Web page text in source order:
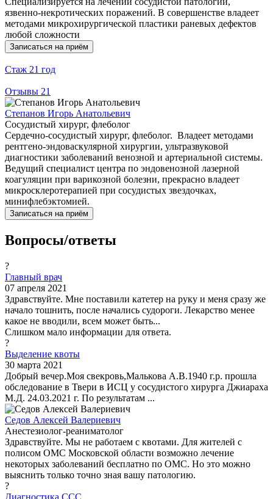
язвенно-некротических поражений. В совершенстве владеет
методами микрохирургической пластики раневых дефектов
любой сложности
Записаться на приём
Стаж 21 год
Отзывы 21
Степанов Игорь Анатольевич
Сосудистый хирург, флеболог
Сердечно-сосудистый хирург, флеболог. Владеет методами
рентгено-эндоваскулярной хирургии, ультразвуковой
диагностики заболеваний венозной и артериальной системы.
Ведущий специалист центра по эндовенозной лазерной
коагуляции при варикозной болезни, прекрасно владеет
микросклеротерапией при сосудистых звездочках,
минифлебэктомией.
Записаться на приём
Вопросы/ответы
?
Главный врач
07 апреля 2021
Здравствуйте. Мне поставили катетер на руку и меня сразу же
начало тошнить, после начались судороги. Лекарство менее
какое не вводили, всем может быть...
Слишком мало информации для ответа.
?
Выделение квоты
30 марта 2021
Добрый вечер.Моя свекровь,Малькова А.В.1940 г.р. прошла
обследование в Твери в ИСЦ у сосудистого хирурга Джиараха
М.Д. 24.03.2021 г. По результатам ...
Седов Алексей Валериевич
Анестезиолог-реаниматолог
Здравствуйте. Мы не работаем с квотами. Для жителей с
полисом ОМС Московской области возможно лечение
некоторых заболеваний бесплатно по ОМС. Но это можно
выяснить только точно зная вашу патологию.
?
Диагностика ССС